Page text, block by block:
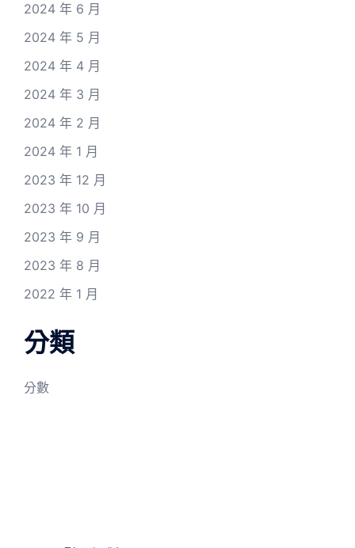
2024 年 6 月
2024 年 5 月
2024 年 4 月
2024 年 3 月
2024 年 2 月
2024 年 1 月
2023 年 12 月
2023 年 10 月
2023 年 9 月
2023 年 8 月
2022 年 1 月
分類
分數